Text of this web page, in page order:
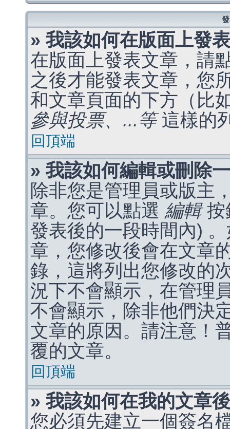
» 我該如何在版面上發
在版面上發表文章，請
之後才能發表文章，您
和文章頁面的下方（比
參與投票、...等這樣的
回頂端
» 我該如何編輯或刪除
除非您是管理員或版主
章。您可以點選 編輯按
發表後的一段時間內)
章，您修改後會在文章
錄，這將列出您修改的
況下不會顯示，在管理
不會顯示，除非他們決
文章的原因。請注意！
覆的文章。
回頂端
» 我該如何在我的文章
您必須先建立一個簽名